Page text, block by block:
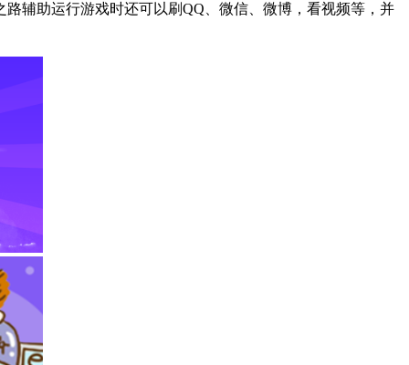
辅助运行游戏时还可以刷QQ、微信、微博，看视频等，并